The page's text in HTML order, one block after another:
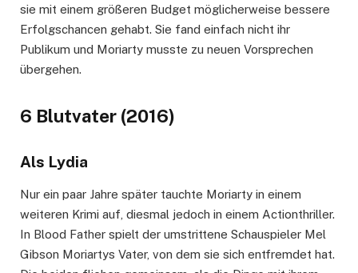
sie mit einem größeren Budget möglicherweise bessere
Erfolgschancen gehabt. Sie fand einfach nicht ihr
Publikum und Moriarty musste zu neuen Vorsprechen
übergehen.
6 Blutvater (2016)
Als Lydia
Nur ein paar Jahre später tauchte Moriarty in einem
weiteren Krimi auf, diesmal jedoch in einem Actionthriller.
In Blood Father spielt der umstrittene Schauspieler Mel
Gibson Moriartys Vater, von dem sie sich entfremdet hat.